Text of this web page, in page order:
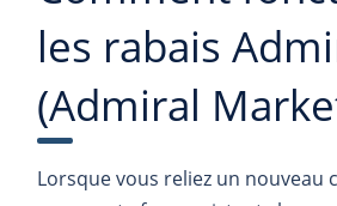
les rabais
(Admiral
Lorsque vous reliez un nouveau